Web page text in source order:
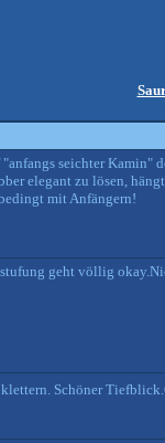
seichter Kamin"
elegant zu lösen,
mit Anfängern!
geht völlig
klettern. Schöner